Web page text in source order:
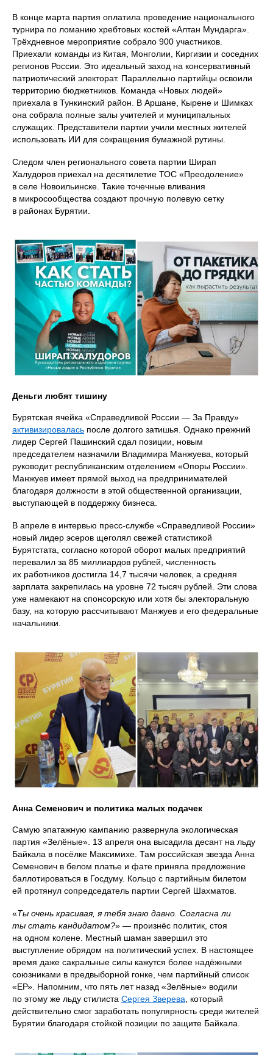
В конце марта партия оплатила проведение национального
турнира по ломанию хребтовых костей «Алтан Мундарга».
Трёхдневное мероприятие собрало 900 участников.
Приехали команды из Китая, Монголии, Киргизии и соседних
регионов России. Это идеальный заход на консервативный
патриотический электорат. Параллельно партийцы освоили
территорию бюджетников. Команда «Новых людей»
приехала в Тункинский район. В Аршане, Кырене и Шимках
она собрала полные залы учителей и муниципальных
служащих. Представители партии учили местных жителей
использовать ИИ для сокращения бумажной рутины.
Следом член регионального совета партии Ширап
Халудоров приехал на десятилетие ТОС «Преодоление»
в селе Новоильинске. Такие точечные вливания
в микросообщества создают прочную полевую сетку
в районах Бурятии.
Деньги любят тишину
Бурятская ячейка «Справедливой России — За Правду»
активизировалась после долгого затишья. Однако прежний
лидер Сергей Пашинский сдал позиции, новым
председателем назначили Владимира Манжуева, который
руководит республиканским отделением «Опоры России».
Манжуев имеет прямой выход на предпринимателей
благодаря должности в этой общественной организации,
выступающей в поддержку бизнеса.
В апреле в интервью пресс-службе «Справедливой России»
новый лидер эсеров щеголял свежей статистикой
Бурятстата, согласно которой оборот малых предприятий
перевалил за 85 миллиардов рублей, численность
их работников достигла 14,7 тысячи человек, а средняя
зарплата закрепилась на уровне 72 тысяч рублей. Эти слова
уже намекают на спонсорскую или хотя бы электоральную
базу, на которую рассчитывают Манжуев и его федеральные
начальники.
Анна Семенович и политика малых подачек
Самую эпатажную кампанию развернула экологическая
партия «Зелёные». 13 апреля она высадила десант на льду
Байкала в посёлке Максимихе. Там российская звезда Анна
Семенович в белом платье и фате приняла предложение
баллотироваться в Госдуму. Кольцо с партийным билетом
ей протянул сопредседатель партии Сергей Шахматов.
«Ты очень красивая, я тебя знаю давно. Согласна ли
ты стать кандидатом?» — произнёс политик, стоя
на одном колене. Местный шаман завершил это
выступление обрядом на политический успех. В настоящее
время даже сакральные силы кажутся более надёжными
союзниками в предвыборной гонке, чем партийный список
«ЕР». Напомним, что пять лет назад «Зелёные» водили
по этому же льду стилиста Сергея Зверева , который
действительно смог заработать популярность среди жителей
Бурятии благодаря стойкой позиции по защите Байкала.